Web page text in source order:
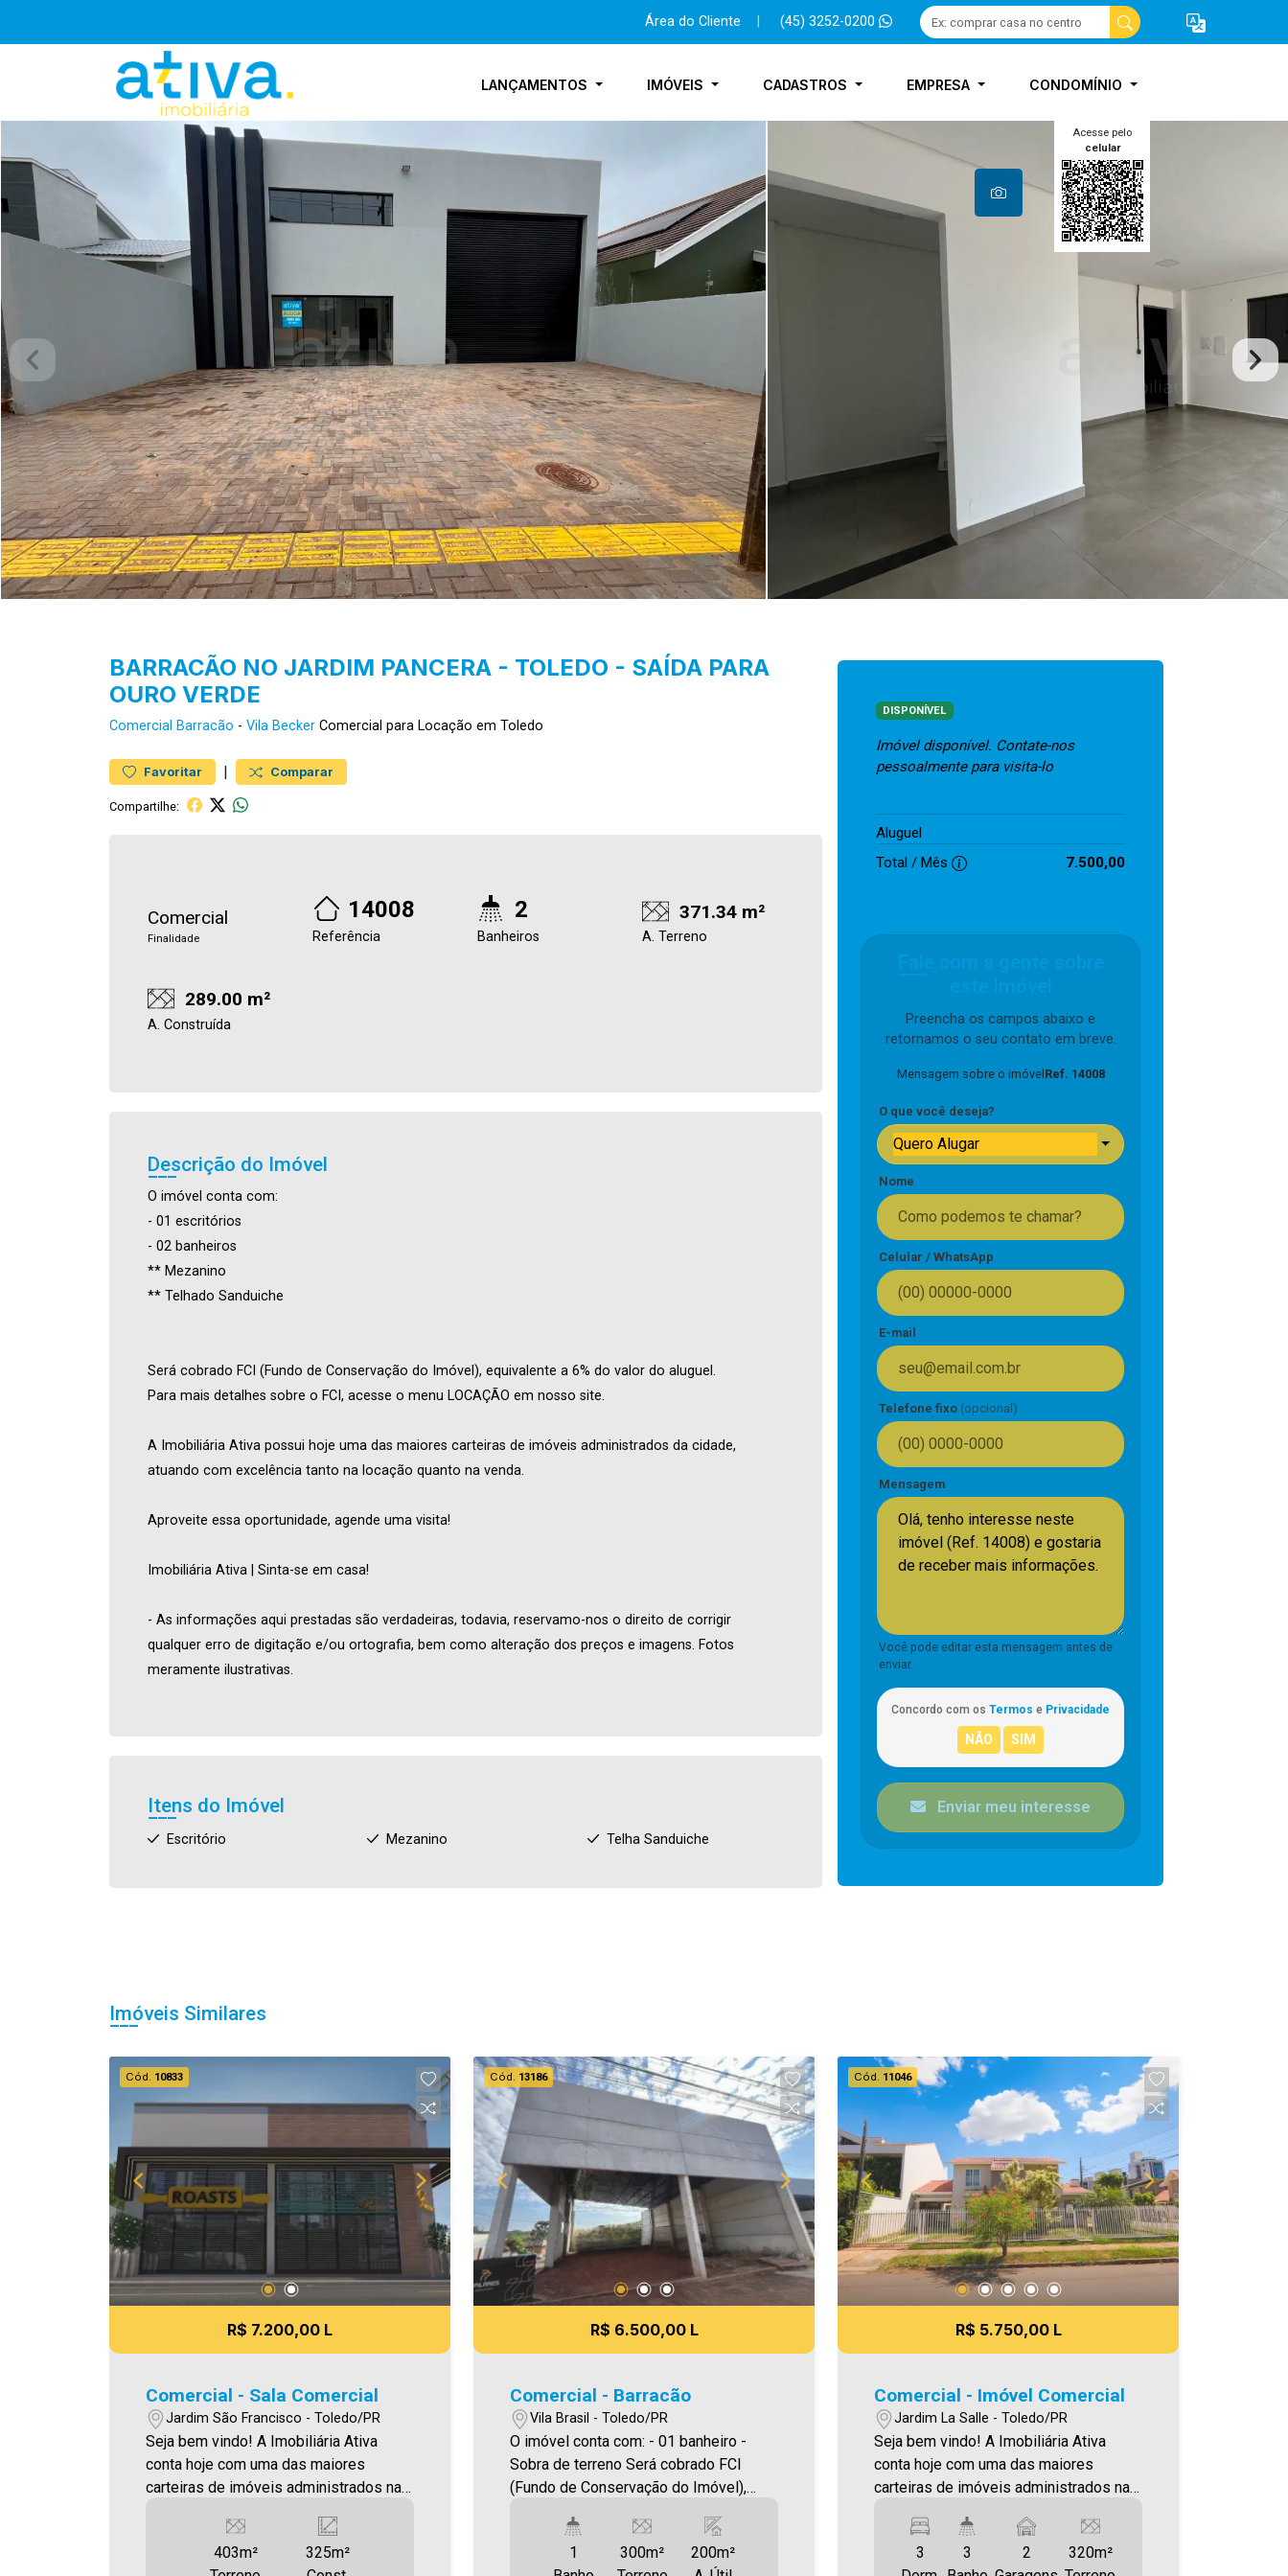
Área do Cliente (45) 3252-0200
LANÇAMENTOS IMÓVEIS CADASTROS EMPRESA CONDOMÍNIO
Acesse pelo
celular
BARRACÃO NO JARDIM PANCERA - TOLEDO - SAÍDA PARA
OURO VERDE
Comercial Barracão - Vila Becker Comercial para Locação em Toledo
Favoritar | Comparar
Compartilhe:
Comercial
Finalidade
14008
Referência
2
Banheiros
371.34 m²
A. Terreno
289.00 m²
A. Construída
Descrição do Imóvel
O imóvel conta com:
- 01 escritórios
- 02 banheiros
** Mezanino
** Telhado Sanduiche
Será cobrado FCI (Fundo de Conservação do Imóvel), equivalente a 6% do valor do aluguel.
Para mais detalhes sobre o FCI, acesse o menu LOCAÇÃO em nosso site.
A Imobiliária Ativa possui hoje uma das maiores carteiras de imóveis administrados da cidade,
atuando com excelência tanto na locação quanto na venda.
Aproveite essa oportunidade, agende uma visita!
Imobiliária Ativa | Sinta-se em casa!
- As informações aqui prestadas são verdadeiras, todavia, reservamo-nos o direito de corrigir
qualquer erro de digitação e/ou ortografia, bem como alteração dos preços e imagens. Fotos
meramente ilustrativas.
Itens do Imóvel
Escritório Mezanino Telha Sanduiche
DISPONÍVEL
Imóvel disponível. Contate-nos
pessoalmente para visita-lo
Aluguel
Total / Mês 7.500,00
Preencha os campos abaixo e
retornamos o seu contato em breve.
Mensagem sobre o imóvel Ref. 14008
O que você deseja?
Quero Alugar
Nome
Celular / WhatsApp
E-mail
Telefone fixo (opcional)
Mensagem
Você pode editar esta mensagem antes de
enviar.
Concordo com os Termos e Privacidade
Enviar meu interesse
Imóveis Similares
Cód. 10833
R$ 7.200,00 L
Comercial - Sala Comercial
Jardim São Francisco - Toledo/PR
Seja bem vindo! A Imobiliária Ativa
conta hoje com uma das maiores
carteiras de imóveis administrados na
venda. Confira mais uma de nossas
403m²
325m²
Cód. 13186
R$ 6.500,00 L
Comercial - Barracão
Vila Brasil - Toledo/PR
O imóvel conta com: - 01 banheiro -
Sobra de terreno Será cobrado FCI
(Fundo de Conservação do Imóvel),
Para mais detalhes sobre o FCI,
acesse o menu LOCAÇÃO em nosso
1
300m²
200m²
Cód. 11046
R$ 5.750,00 L
Comercial - Imóvel Comercial
Jardim La Salle - Toledo/PR
Seja bem vindo! A Imobiliária Ativa
conta hoje com uma das maiores
carteiras de imóveis administrados na
venda. Confira mais uma de nossas
opções! Sobrado Localizado no Jardim
3
3
2
320m²